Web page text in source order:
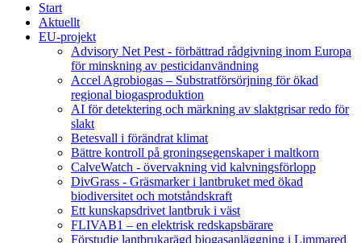
Start
Aktuellt
EU-projekt
Advisory Net Pest - förbättrad rådgivning inom Europa
för minskning av pesticidanvändning
Accel Agrobiogas – Substratförsörjning för ökad
regional biogasproduktion
AI för detektering och märkning av slaktgrisar redo för
slakt
Betesvall i förändrat klimat
Bättre kontroll på groningsegenskaper i maltkorn
CalveWatch - övervakning vid kalvningsförlopp
DivGrass - Gräsmarker i lantbruket med ökad
biodiversitet och motståndskraft
Ett kunskapsdrivet lantbruk i väst
FLIVAB1 – en elektrisk redskapsbärare
Förstudie lantbrukarägd biogasanläggning i Limmared